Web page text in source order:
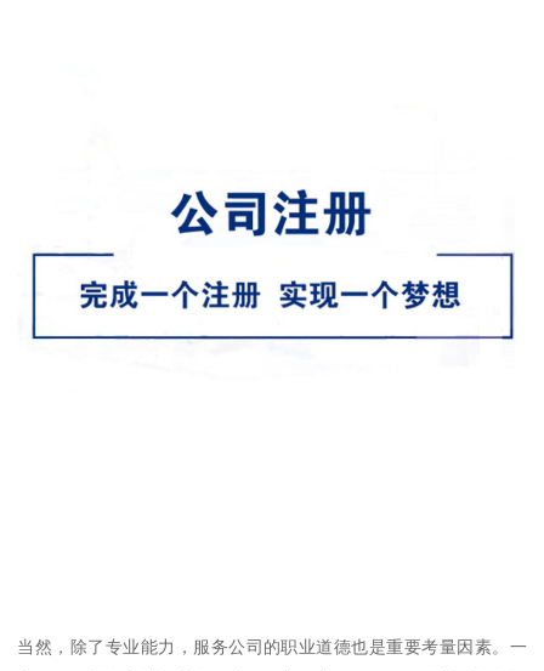
当然，除了专业能力，服务公司的职业道德也是重要考量因素。一